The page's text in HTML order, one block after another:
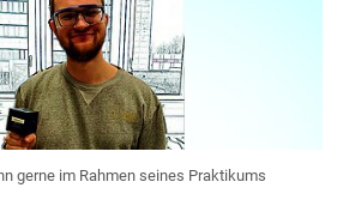
gerne im Rahmen seines Praktikums